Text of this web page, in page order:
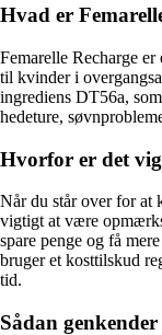
Hvad er
Femarelle Recharge
til kvinder i
ingrediens DT56a,
hedeture,
Hvorfor er det
Når du står over for at
vigtigt at være
spare penge og få
bruger et kosttilskud
tid.
Sådan